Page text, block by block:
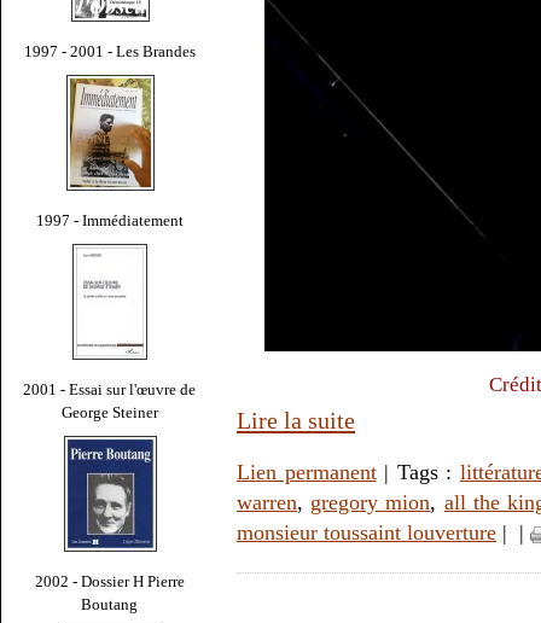
1997 - 2001 - Les Brandes
1997 - Immédiatement
2001 - Essai sur l'œuvre de
George Steiner
2002 - Dossier H Pierre
Boutang
Lire la suite
Lien permanent| Tags :
warren, gregory mion, all the
monsieur toussaint louverture | |